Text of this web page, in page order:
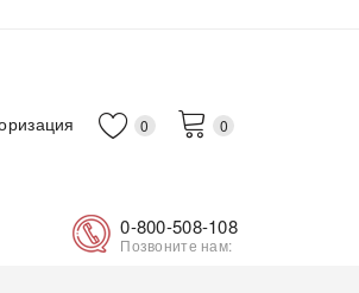
0
0
0-800-508-108
Позвоните нам: